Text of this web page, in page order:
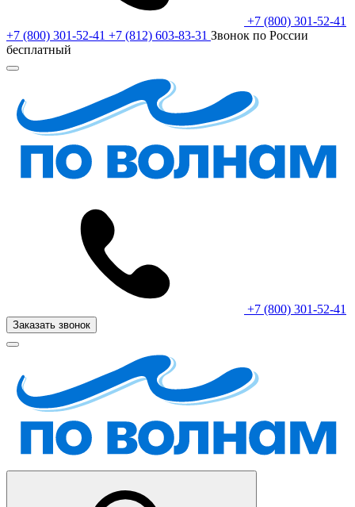
+7 (800) 301-52-41
+7 (800) 301-52-41 +7 (812) 603-83-31 Звонок по России
бесплатный
+7 (800) 301-52-41
Заказать звонок